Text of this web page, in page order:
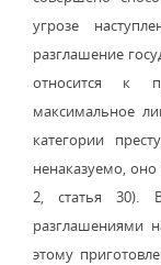
угрозе
разглашение
относится к
максимальное
категории
ненаказуемо,
2, статья
разглашениями
этому